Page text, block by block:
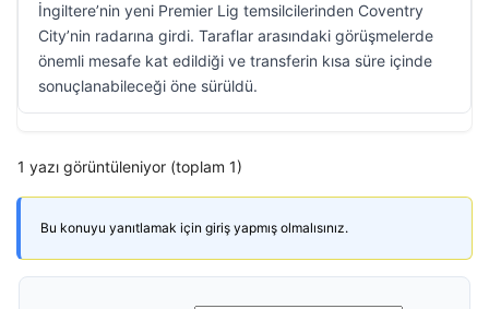
İngiltere’nin yeni Premier Lig temsilcilerinden Coventry
City’nin radarına girdi. Taraflar arasındaki görüşmelerde
önemli mesafe kat edildiği ve transferin kısa süre içinde
sonuçlanabileceği öne sürüldü.
1 yazı görüntüleniyor (toplam 1)
Bu konuyu yanıtlamak için giriş yapmış olmalısınız.